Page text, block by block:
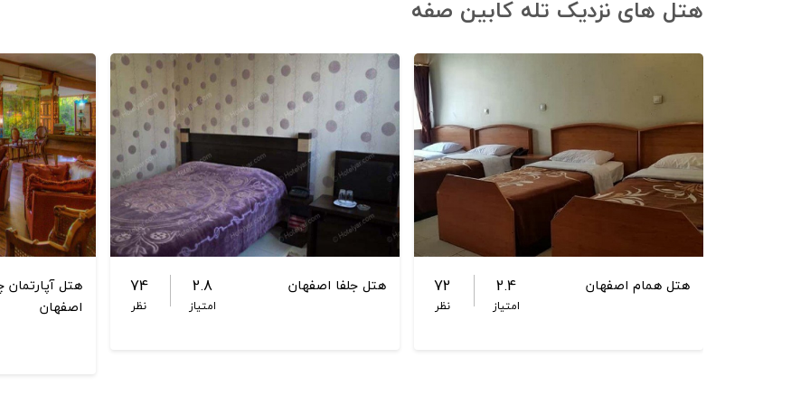
هتل های نزدیک تله کابین صفه
هتل همام اصفهان 2.4
امتیاز
72
نظر
هتل جلفا اصفهان 2.8
امتیاز
74
نظر
هتل آپارتمان
اصفهان